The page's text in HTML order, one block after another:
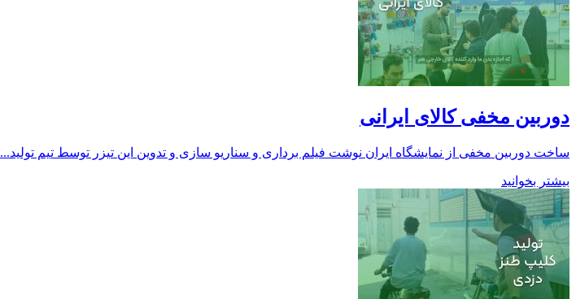
دوربین مخفی کالای ایرانی
ساخت دوربین مخفی از نمایشگاه ایران نوشت فیلم برداری و سناریو سازی و تدوین این تیزر توسط تیم تولید...
بیشتر بخوانید